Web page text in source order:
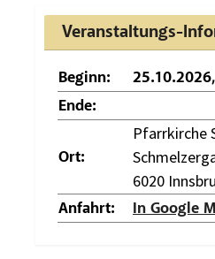
Veranstaltungs-
Beginn:
Ende:
Ort:
Pfarrkirche
6020
Anfahrt: In Google